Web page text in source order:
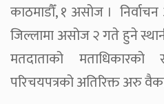
काठमाडौँ, १ असोज ।
जिल्लामा असोज २ गते हुने
मतदाताको मताधिकारको
परिचयपत्रको अतिरिक्त अरु